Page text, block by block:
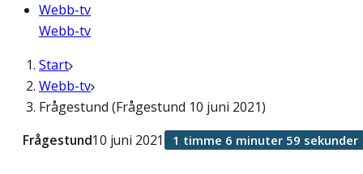
Webb-tv
Webb-tv
Start
Webb-tv
Frågestund (Frågestund 10 juni 2021)
Frågestund10 juni 2021 1 timme 6 minuter 59 sekunder